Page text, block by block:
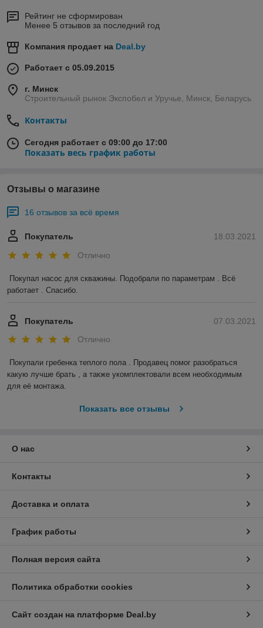
Рейтинг не сформирован
Менее 5 отзывов за последний год
Компания продает на Deal.by
Работает с 05.09.2015
г. Минск
Строительный рынок Экспобел и Уручье, Минск, Беларусь
Контакты
Сегодня работает с 09:00 до 17:00
Показать весь график работы
Отзывы о магазине
16 отзывов за всё время
18.03.2021
Покупатель
Отлично
Покупал насос для скважины. Подобрали по параметрам . Всё
работает . Спасибо.
07.03.2021
Покупатель
Отлично
Покупали гребенка теплого пола . Продавец помог разобраться
какую лучше брать , а также укомплектовали всем необходимым
для её монтажа.
Показать все отзывы
О нас
Контакты
Доставка и оплата
График работы
Полная версия сайта
Политика обработки cookies
Сайт создан на платформе Deal.by